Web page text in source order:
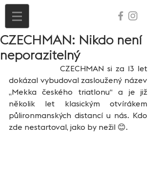
CZECHMAN: Nikdo není
neporazitelný
dokázal vybudoval zasloužený název
„Mekka českého triatlonu“ a je již
několik let klasickým otvírákem
půlironmanských distancí u nás. Kdo
zde nestartoval, jako by nežil 😊.